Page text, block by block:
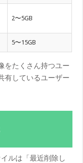
2〜5GB
5〜15GB
をたくさん持つユー
有しているユーザー
ルは「最近削除し